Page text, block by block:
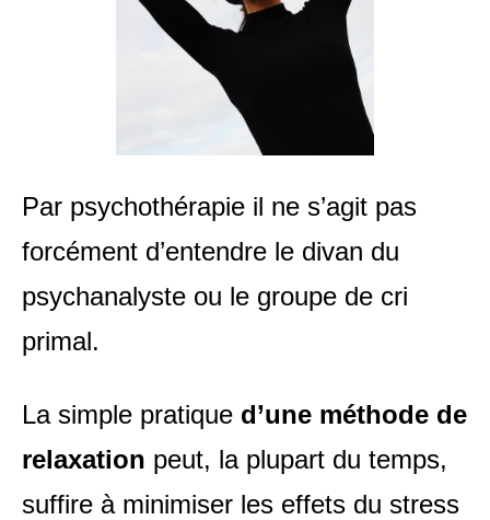
Par psychothérapie il ne s’agit pas
forcément d’entendre le divan du
psychanalyste ou le groupe de cri
primal.
La simple pratique d’une méthode de
relaxation peut, la plupart du temps,
suffire à minimiser les effets du stress